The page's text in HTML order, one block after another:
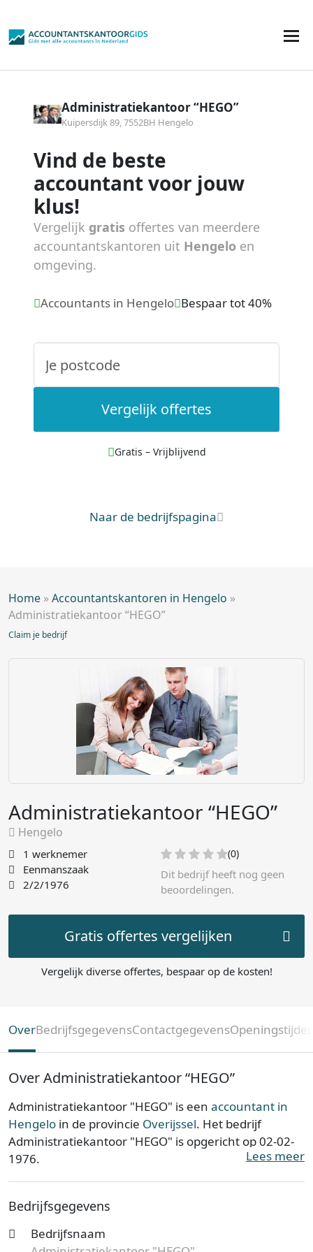
Administratiekantoor “HEGO”
Kuipersdijk 89, 7552BH Hengelo
Vind de beste
accountant voor jouw
klus!
Vergelijk gratis offertes van meerdere
accountantskantoren uit Hengelo en
omgeving.
Accountants in Hengelo Bespaar tot 40%
Vergelijk offertes
Gratis – Vrijblijvend
Naar de bedrijfspagina
Home »Accountantskantoren in Hengelo »
Administratiekantoor “HEGO”
Claim je bedrijf
Administratiekantoor “HEGO”
Hengelo
1 werknemer
Eenmanszaak
2/2/1976
(0)
Dit bedrijf heeft nog geen
beoordelingen.
Gratis offertes vergelijken
Vergelijk diverse offertes, bespaar op de kosten!
OverBedrijfsgegevensContactgegevens
Over Administratiekantoor “HEGO”
Administratiekantoor "HEGO" is een accountant in
Hengelo in de provincie Overijssel. Het bedrijf
Administratiekantoor "HEGO" is opgericht op 02-02-
1976.
Kamer van Koophandel. Het kantoor is bij de KvK
ondernemingsvorm is een Eenmanszaak en de
Lees meer
Bedrijfsgegevens
Bedrijfsnaam